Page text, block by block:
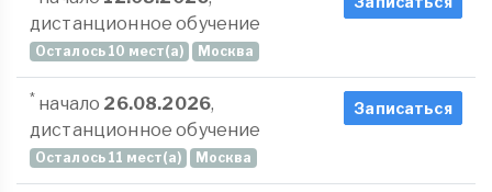
дистанционное обучение
Осталось 10 мест(а) Москва
* начало 26.08.2026,
дистанционное обучение
Осталось 11 мест(а) Москва
Записаться